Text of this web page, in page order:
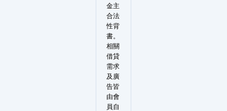
金主
合法
性背
書。
相關
借貸
需求
及廣
告皆
由會
員自